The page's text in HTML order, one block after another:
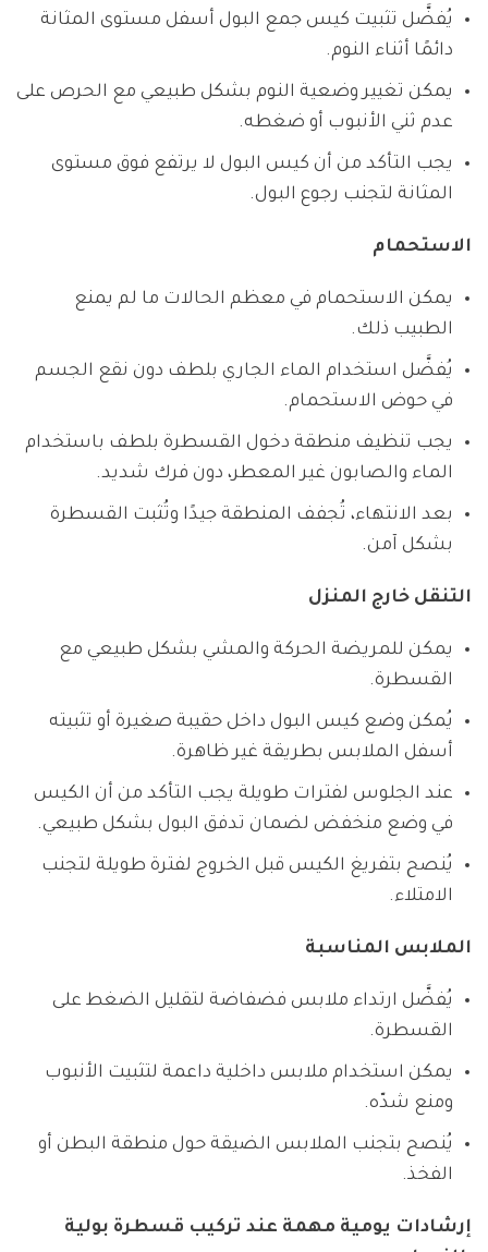
يُفضَّل تثبيت كيس جمع البول أسفل مستوى المثانة
دائمًا أثناء النوم.
يمكن تغيير وضعية النوم بشكل طبيعي مع الحرص على
عدم ثني الأنبوب أو ضغطه.
يجب التأكد من أن كيس البول لا يرتفع فوق مستوى
المثانة لتجنب رجوع البول.
الاستحمام
يمكن الاستحمام في معظم الحالات ما لم يمنع
الطبيب ذلك.
يُفضَّل استخدام الماء الجاري بلطف دون نقع الجسم
في حوض الاستحمام.
يجب تنظيف منطقة دخول القسطرة بلطف باستخدام
الماء والصابون غير المعطر، دون فرك شديد.
بعد الانتهاء، تُجفف المنطقة جيدًا وتُثبت القسطرة
بشكل آمن.
التنقل خارج المنزل
يمكن للمريضة الحركة والمشي بشكل طبيعي مع
القسطرة.
يُمكن وضع كيس البول داخل حقيبة صغيرة أو تثبيته
أسفل الملابس بطريقة غير ظاهرة.
عند الجلوس لفترات طويلة يجب التأكد من أن الكيس
في وضع منخفض لضمان تدفق البول بشكل طبيعي.
يُنصح بتفريغ الكيس قبل الخروج لفترة طويلة لتجنب
الامتلاء.
الملابس المناسبة
يُفضَّل ارتداء ملابس فضفاضة لتقليل الضغط على
القسطرة.
يمكن استخدام ملابس داخلية داعمة لتثبيت الأنبوب
ومنع شدّه.
يُنصح بتجنب الملابس الضيقة حول منطقة البطن أو
الفخذ.
إرشادات يومية مهمة عند تركيب قسطرة بولية